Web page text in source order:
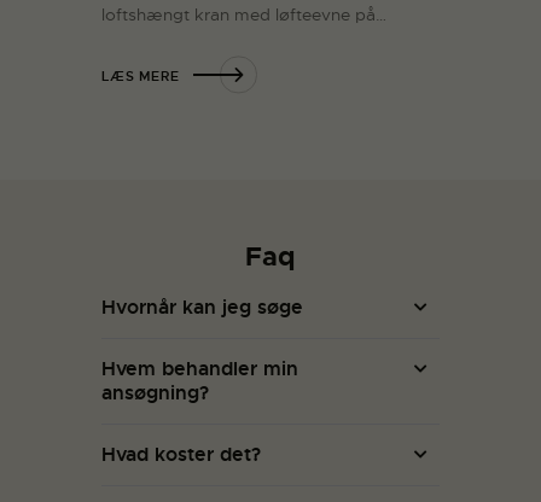
loftshængt kran med løfteevne på…
LÆS MERE
Faq
Hvornår kan jeg søge
Hvem behandler min
ansøgning?
Hvad koster det?